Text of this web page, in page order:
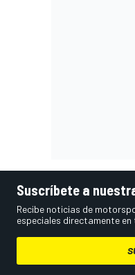
Suscríbete a
Recibe noticias de
especiales directamente